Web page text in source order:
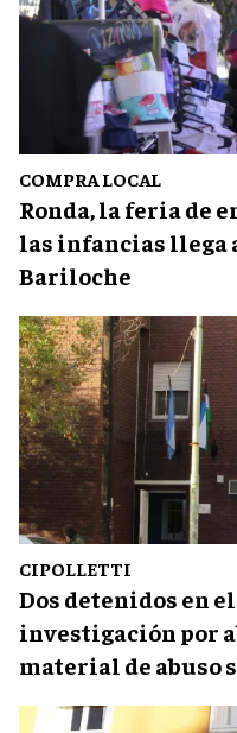
COMPRA LOCAL
Ronda, la feria de
las infancias llega
Bariloche
CIPOLLETTI
Dos detenidos en
investigación por
material de